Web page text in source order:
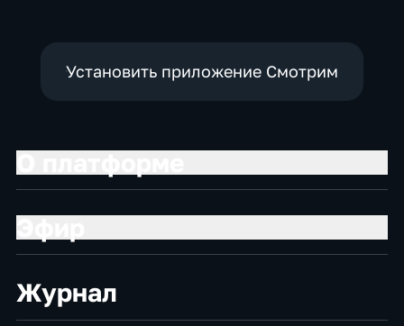
Установить приложение Смотрим
Журнал